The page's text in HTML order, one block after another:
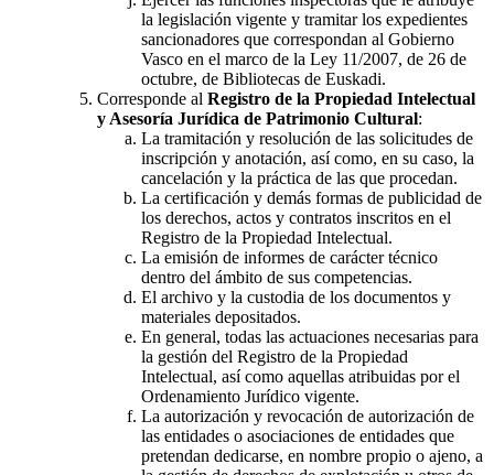
la legislación vigente y tramitar los expedientes
sancionadores que correspondan al Gobierno
Vasco en el marco de la Ley 11/2007, de 26 de
octubre, de Bibliotecas de Euskadi.
Corresponde al Registro de la Propiedad Intelectual
y Asesoría Jurídica de Patrimonio Cultural:
La tramitación y resolución de las solicitudes de
inscripción y anotación, así como, en su caso, la
cancelación y la práctica de las que procedan.
La certificación y demás formas de publicidad de
los derechos, actos y contratos inscritos en el
Registro de la Propiedad Intelectual.
La emisión de informes de carácter técnico
dentro del ámbito de sus competencias.
El archivo y la custodia de los documentos y
materiales depositados.
En general, todas las actuaciones necesarias para
la gestión del Registro de la Propiedad
Intelectual, así como aquellas atribuidas por el
Ordenamiento Jurídico vigente.
La autorización y revocación de autorización de
las entidades o asociaciones de entidades que
pretendan dedicarse, en nombre propio o ajeno, a